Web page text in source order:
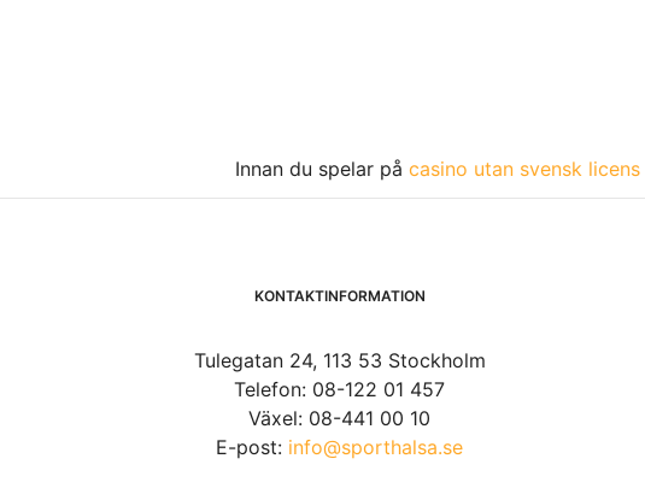
Innan du spelar på casino utan svensk licens
KONTAKTINFORMATION
Tulegatan 24, 113 53 Stockholm
Telefon: 08-122 01 457
Växel: 08-441 00 10
E-post: info@sporthalsa.se